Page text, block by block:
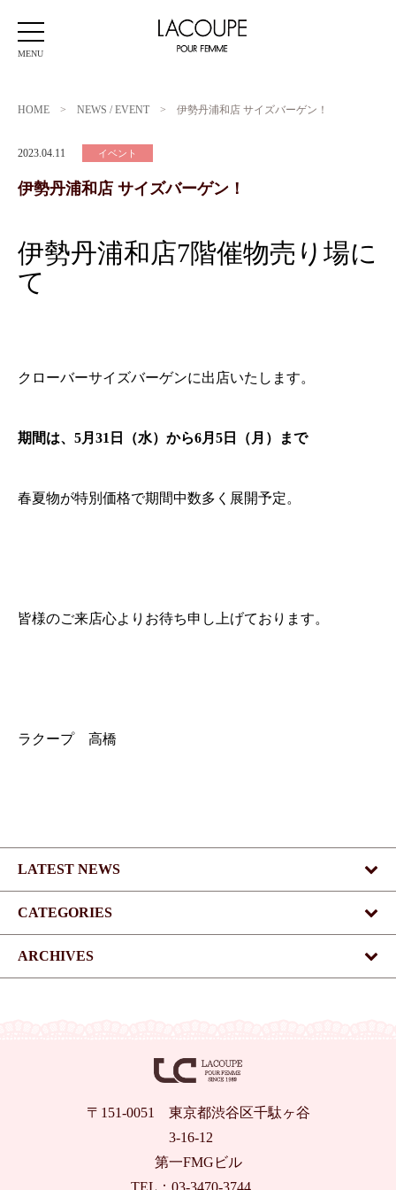
MENU
HOME > NEWS / EVENT > 伊勢丹浦和店 サイズバーゲン！
2023.04.11 イベント
伊勢丹浦和店 サイズバーゲン！
伊勢丹浦和店7階催物売り場に
て
クローバーサイズバーゲンに出店いたします。
期間は、5月31日（水）から6月5日（月）まで
春夏物が特別価格で期間中数多く展開予定。
皆様のご来店心よりお待ち申し上げております。
ラクープ 高橋
LATEST NEWS
CATEGORIES
ARCHIVES
〒151-0051 東京都渋谷区千駄ヶ谷
3-16-12
第一FMGビル